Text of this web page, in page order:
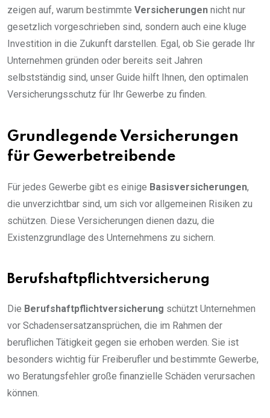
zeigen auf, warum bestimmte Versicherungen nicht nur
gesetzlich vorgeschrieben sind, sondern auch eine kluge
Investition in die Zukunft darstellen. Egal, ob Sie gerade Ihr
Unternehmen gründen oder bereits seit Jahren
selbstständig sind, unser Guide hilft Ihnen, den optimalen
Versicherungsschutz für Ihr Gewerbe zu finden.
Grundlegende Versicherungen
für Gewerbetreibende
Für jedes Gewerbe gibt es einige Basisversicherungen,
die unverzichtbar sind, um sich vor allgemeinen Risiken zu
schützen. Diese Versicherungen dienen dazu, die
Existenzgrundlage des Unternehmens zu sichern.
Berufshaftpflichtversicherung
Die Berufshaftpflichtversicherung schützt Unternehmen
vor Schadensersatzansprüchen, die im Rahmen der
beruflichen Tätigkeit gegen sie erhoben werden. Sie ist
besonders wichtig für Freiberufler und bestimmte Gewerbe,
wo Beratungsfehler große finanzielle Schäden verursachen
können.